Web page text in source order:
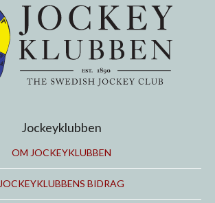
Jockeyklubben
OM JOCKEYKLUBBEN
JOCKEYKLUBBENS BIDRAG